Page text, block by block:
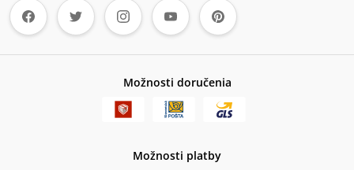
Možnosti doručenia
Možnosti platby